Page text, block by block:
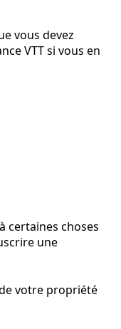
vous devez
VTT si vous en
certaines choses
une
votre propriété